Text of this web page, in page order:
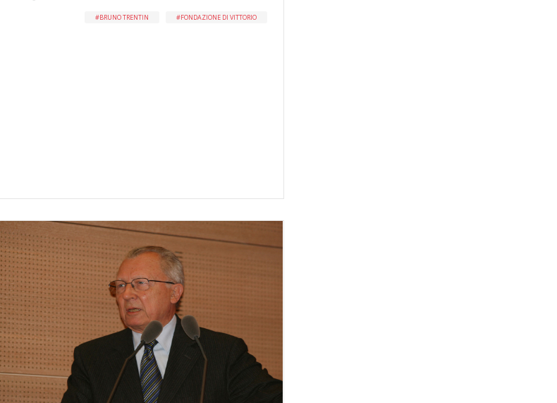
BRUNO TRENTIN FONDAZIONE DI VITTORIO